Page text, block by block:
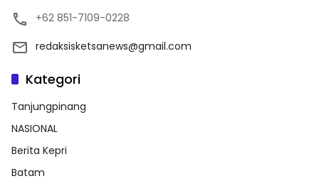
+62 851-7109-0228
redaksisketsanews@gmail.com
Kategori
Tanjungpinang
NASIONAL
Berita Kepri
Batam